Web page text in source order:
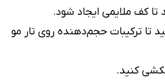
تا کف ملایمی ایجاد شود.
کنید تا ترکیبات حجم‌دهنده روی تار مو
کنید.